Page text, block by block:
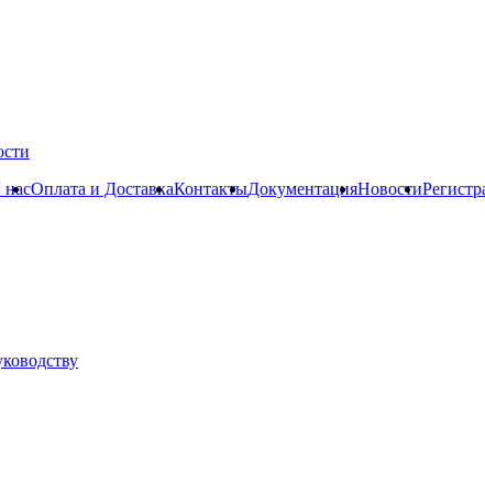
Оплата и ДоставкаКонтактыДокументацияНовости